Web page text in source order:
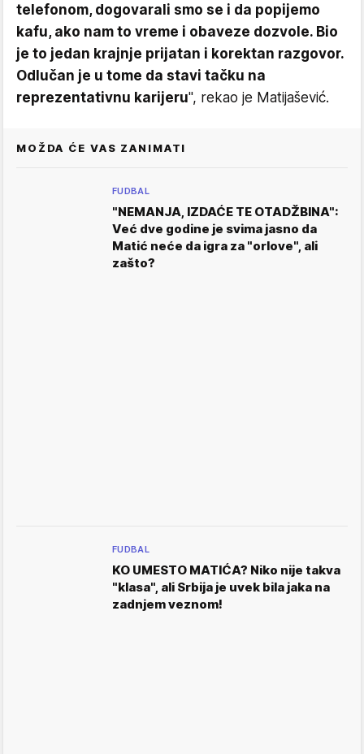
telefonom, dogovarali smo se i da popijemo
kafu, ako nam to vreme i obaveze dozvole. Bio
je to jedan krajnje prijatan i korektan razgovor.
Odlučan je u tome da stavi tačku na
reprezentativnu karijeru", rekao je Matijašević.
MOŽDA ĆE VAS ZANIMATI
FUDBAL
"NEMANJA, IZDAĆE TE OTADŽBINA":
Već dve godine je svima jasno da
Matić neće da igra za "orlove", ali
zašto?
FUDBAL
KO UMESTO MATIĆA? Niko nije takva
"klasa", ali Srbija je uvek bila jaka na
zadnjem veznom!